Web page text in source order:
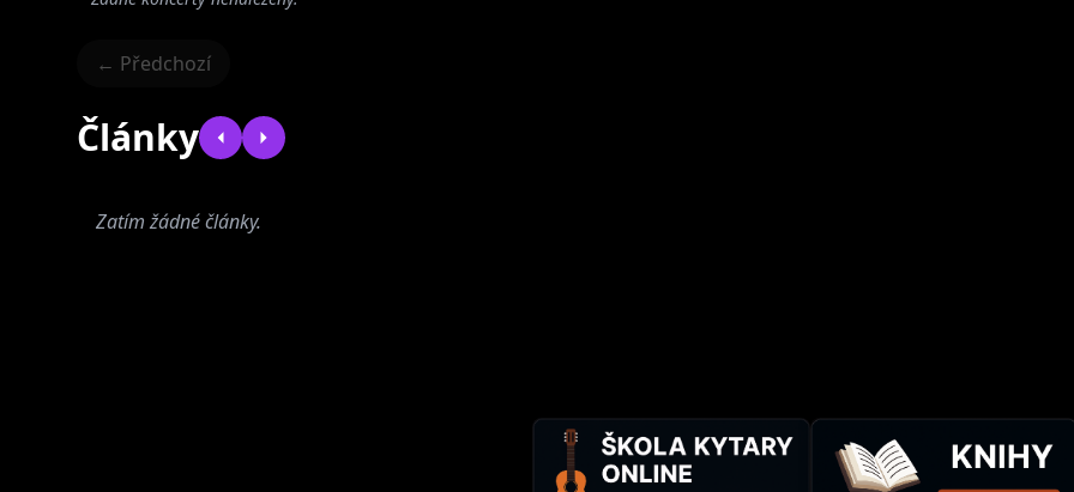
← Předchozí
Články
Zatím žádné články.